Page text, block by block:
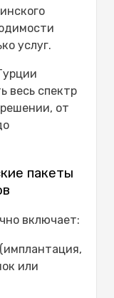
услуг.
весь спектр
от
пакеты
включает:
или